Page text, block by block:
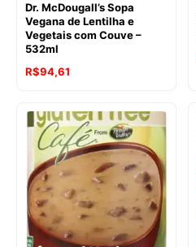
Dr. McDougall’s Sopa
Vegana de Lentilha e
Vegetais com Couve –
532ml
R$94,61